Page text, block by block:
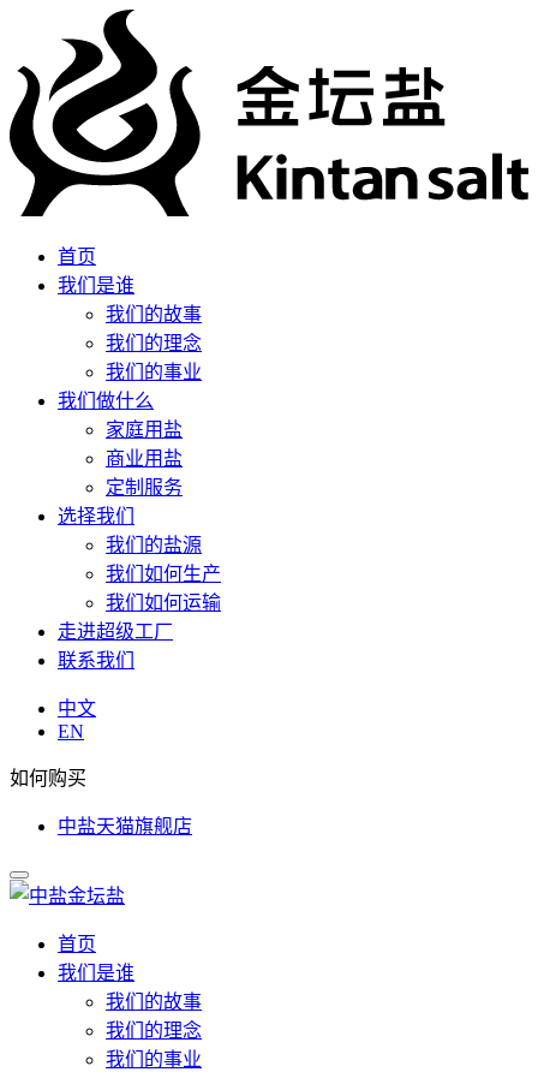
首页
我们是谁
我们的故事
我们的理念
我们的事业
我们做什么
家庭用盐
商业用盐
定制服务
选择我们
我们的盐源
我们如何生产
我们如何运输
走进超级工厂
联系我们
中文
EN
如何购买
中盐天猫旗舰店
首页
我们是谁
我们的故事
我们的理念
我们的事业